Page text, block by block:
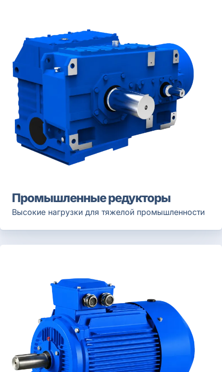
Промышленные редукторы
Высокие нагрузки для тяжелой промышленности